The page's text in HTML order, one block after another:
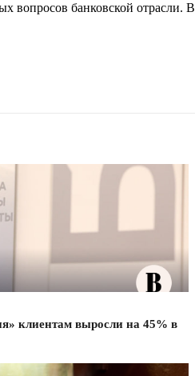
банковской
клиентам выросли на 45% в